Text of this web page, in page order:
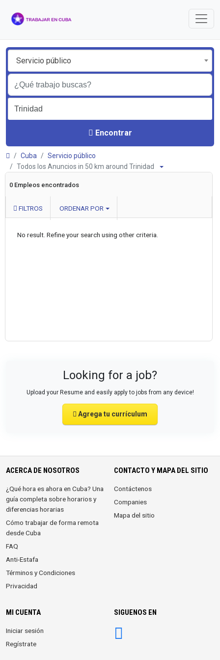
Servicio público
Encontrar
Cuba
Servicio público
Todos los Anuncios in 50 km around Trinidad
0 Empleos encontrados
FILTROS ORDENAR POR
No result. Refine your search using other criteria.
Looking for a job?
Upload your Resume and easily apply to jobs from any device!
Agrega tu currículum
ACERCA DE NOSOTROS
¿Qué hora es ahora en Cuba? Una
guía completa sobre horarios y
diferencias horarias
Cómo trabajar de forma remota
desde Cuba
FAQ
Anti-Estafa
Términos y Condiciones
Privacidad
CONTACTO Y MAPA DEL SITIO
Contáctenos
Companies
Mapa del sitio
MI CUENTA
Iniciar sesión
Regístrate
SIGUENOS EN